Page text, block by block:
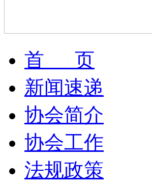
首 页
新闻速递
协会简介
协会工作
法规政策